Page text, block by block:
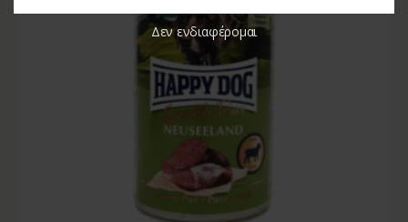
Δεν ενδιαφέρομαι